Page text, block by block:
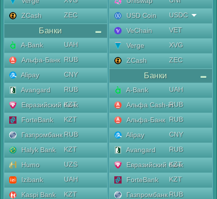
ZCash
ZEC
Банки
A-Bank
UAH
Альфа-Банк RUB
Alipay
CNY
Avangard
RUB
Евразийский банк
KZT
ForteBank
KZT
Газпромбанк RUB
Halyk Bank
KZT
Humo
UZS
Izibank
UAH
Kaspi Bank
KZT
USD Coin
USDC
VeChain
VET
Verge
XVG
ZCash
ZEC
Банки
A-Bank
UAH
Альфа Cash-inRUB
Альфа-Банк RUB
Alipay
CNY
Avangard
RUB
Евразийский банк
KZT
ForteBank
KZT
Газпромбанк RUB